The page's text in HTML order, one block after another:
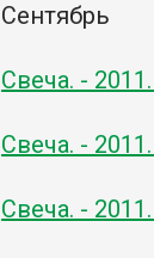
Сентябрь
Свеча. -
Свеча. -
Свеча. -